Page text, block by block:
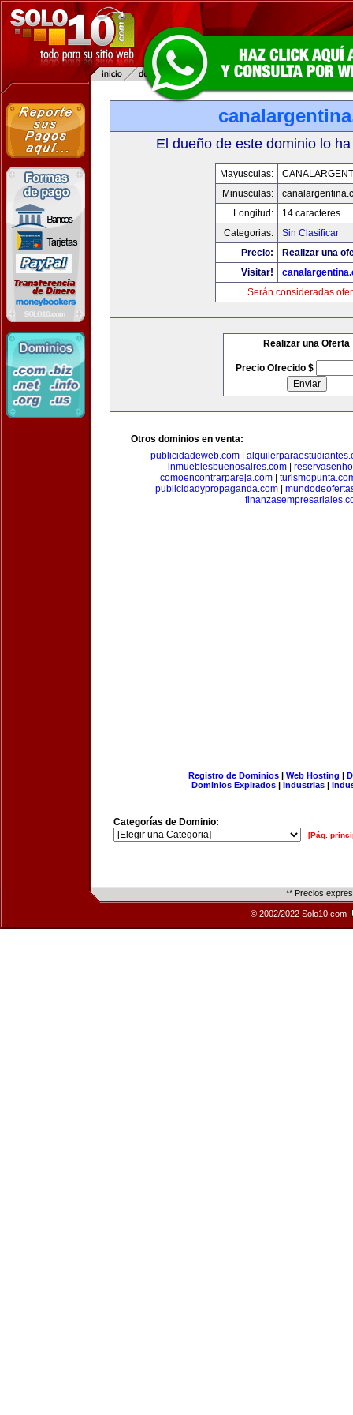
El dueño de este dominio lo
Mayusculas:
Minusculas:
Longitud:
14 caracteres
Categorias:
Sin Clasificar
Precio:
Realizar una
Visitar!
Serán consideradas
Realizar una Oferta
Precio Ofrecido $
Otros dominios en venta:
publicidadeweb.com|
inmueblesbuenosaires.com|
comoencontrarpareja.com
publicidadypropaganda.com|
Registro de Dominios| Web Hosting |
Dominios Expirados | Industrias |
Categorías de Dominio:
[Pág.
** Precios
© 2002/2022 Solo10.com